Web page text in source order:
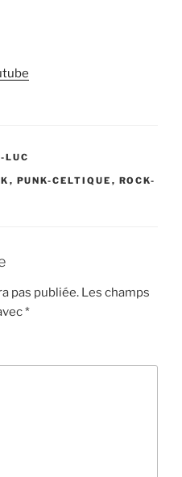
LUC
, PUNK-CELTIQUE , ROCK-
pas publiée. Les champs
*